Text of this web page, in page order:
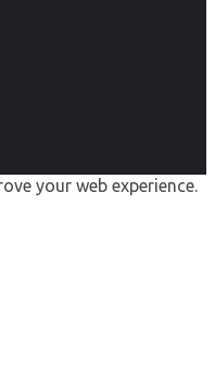
your web experience.